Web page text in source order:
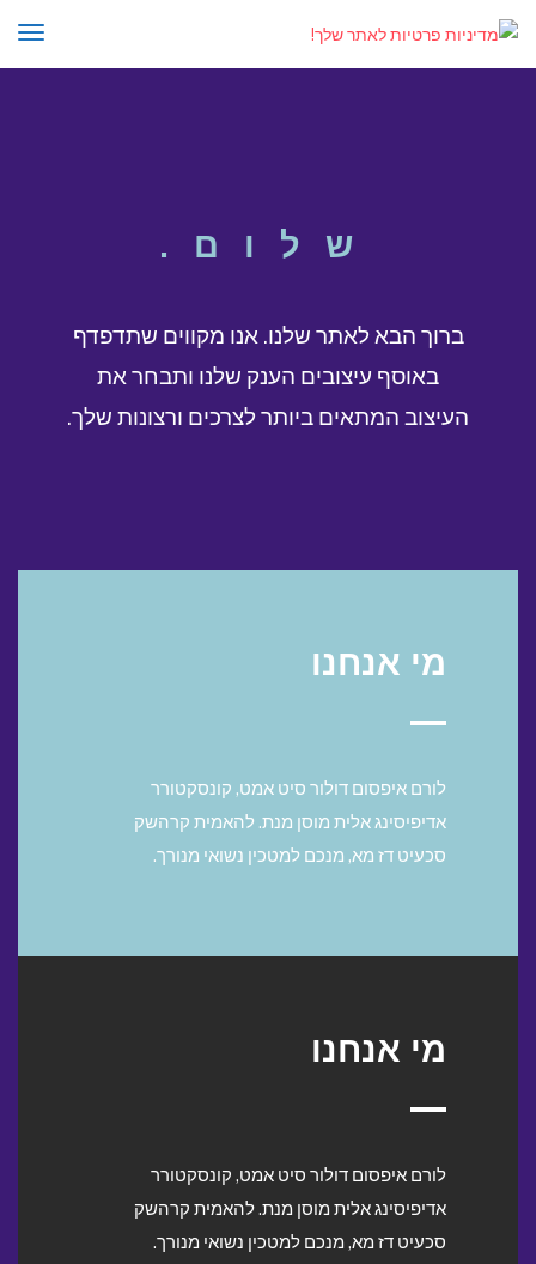
שלום.
ברוך הבא לאתר שלנו. אנו מקווים שתדפדף
באוסף עיצובים הענק שלנו ותבחר את
העיצוב המתאים ביותר לצרכים ורצונות שלך.
מי אנחנו
לורם איפסום דולור סיט אמט, קונסקטורר
אדיפיסינג אלית מוסן מנת. להאמית קרהשק
סכעיט דז מא, מנכם למטכין נשואי מנורך.
מי אנחנו
לורם איפסום דולור סיט אמט, קונסקטורר
אדיפיסינג אלית מוסן מנת. להאמית קרהשק
סכעיט דז מא, מנכם למטכין נשואי מנורך.